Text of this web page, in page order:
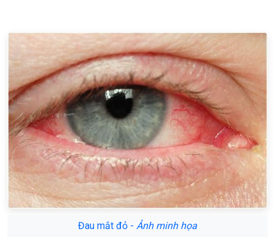
Đau mắt đỏ - Ảnh minh họa